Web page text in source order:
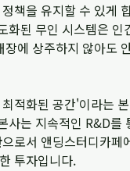
책을 유지할 수 있게
된 무인 시스템은
에 상주하지 않아도
적화된 공간'이라는
는 지속적인 R&D
으로서 앤딩스터디카페
투자입니다.